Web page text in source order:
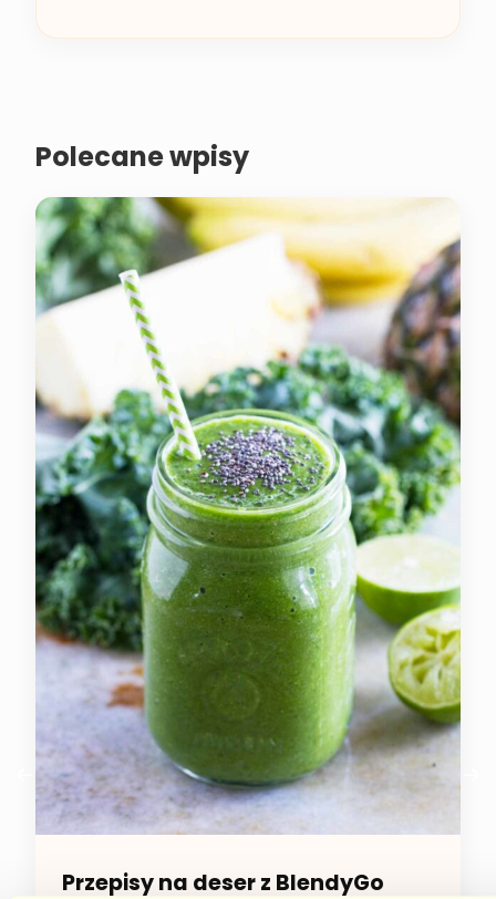
Polecane wpisy
Przepisy na deser z BlendyGo